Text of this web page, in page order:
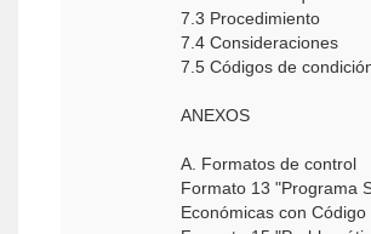
7.3 Procedimiento
7.4 Consideraciones
7.5 Códigos de
ANEXOS
A. Formatos de control
Formato 13 "Programa
Económicas con